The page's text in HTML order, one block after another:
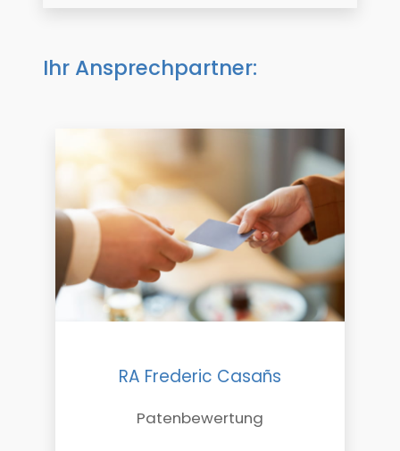
Ihr Ansprechpartner:
RA Frederic Casañs
Patenbewertung